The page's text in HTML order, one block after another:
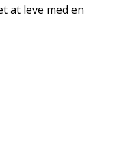
at leve med en